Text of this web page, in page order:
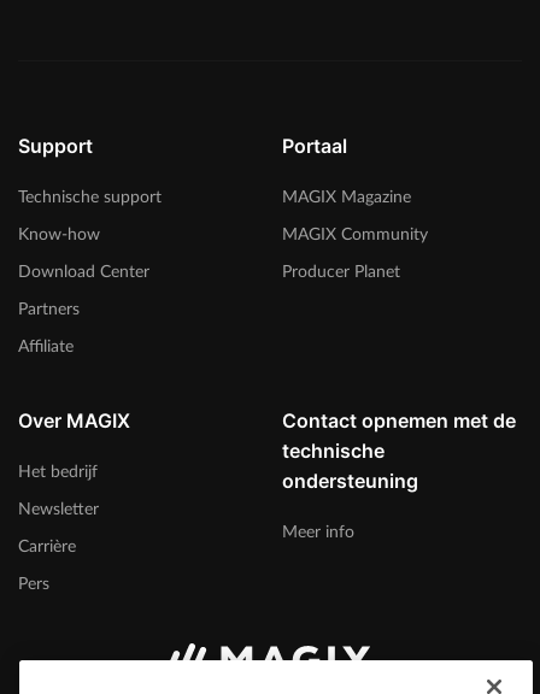
Support
Technische support
Know-how
Download Center
Partners
Affiliate
Portaal
MAGIX Magazine
MAGIX Community
Producer Planet
Over MAGIX
Het bedrijf
Newsletter
Carrière
Pers
Contact opnemen met de
technische
ondersteuning
Meer info